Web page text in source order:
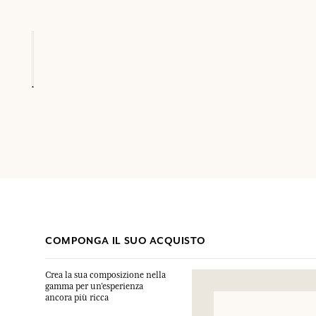
COMPONGA IL SUO ACQUISTO
Crea la sua composizione nella
gamma per un’esperienza
ancora più ricca